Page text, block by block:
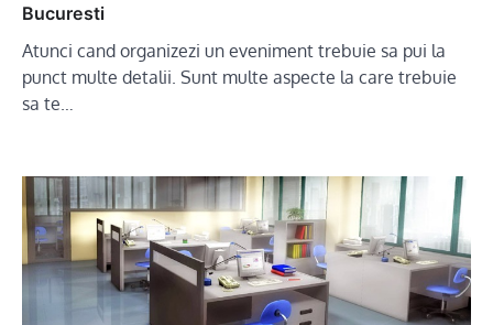
Bucuresti
Atunci cand organizezi un eveniment trebuie sa pui la
punct multe detalii. Sunt multe aspecte la care trebuie
sa te…